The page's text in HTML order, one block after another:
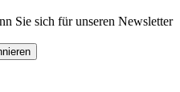
Sie sich für unseren Newsletter